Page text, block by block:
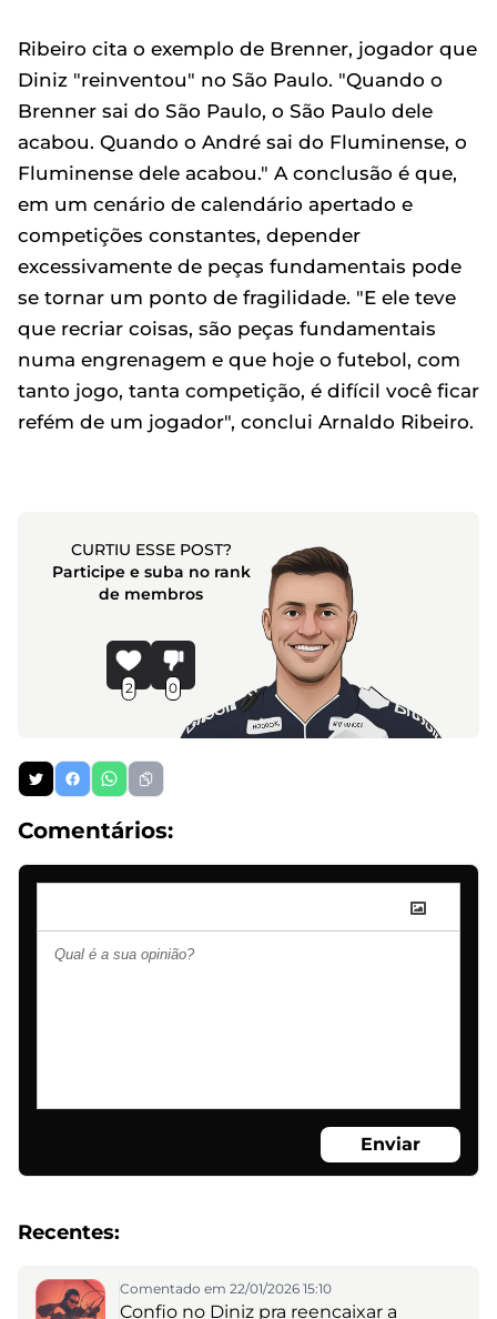
Ribeiro cita o exemplo de Brenner, jogador que
Diniz "reinventou" no São Paulo. "Quando o
Brenner sai do São Paulo, o São Paulo dele
acabou. Quando o André sai do Fluminense, o
Fluminense dele acabou." A conclusão é que,
em um cenário de calendário apertado e
competições constantes, depender
excessivamente de peças fundamentais pode
se tornar um ponto de fragilidade. "E ele teve
que recriar coisas, são peças fundamentais
numa engrenagem e que hoje o futebol, com
tanto jogo, tanta competição, é difícil você ficar
refém de um jogador", conclui Arnaldo Ribeiro.
CURTIU ESSE POST?
Participe e suba no rank
de membros
2 0
Comentários:
Enviar
Recentes:
Comentado em 22/01/2026 15:10
Confio no Diniz pra reencaixar a